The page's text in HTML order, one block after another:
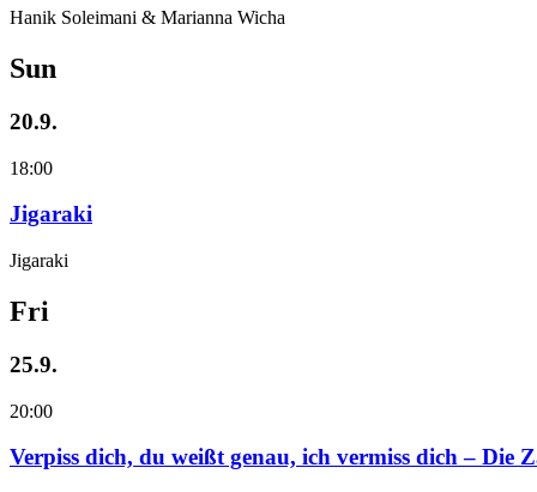
Hanik Soleimani & Marianna Wicha
Sun
20.9.
18:00
Jigaraki
Jigaraki
Fri
25.9.
20:00
Verpiss dich, du weißt genau, ich vermiss dich – Die